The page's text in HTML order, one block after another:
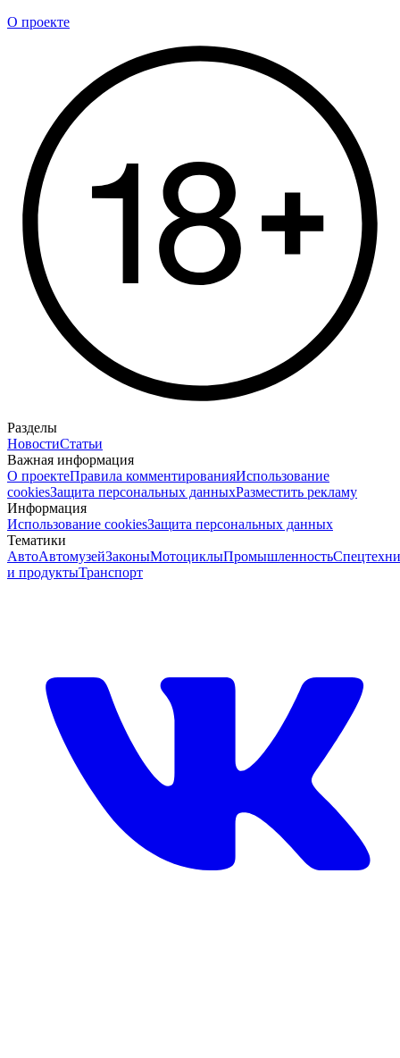
О проекте
Разделы
НовостиСтатьи
Важная информация
О проектеПравила комментированияИспользование
cookiesЗащита персональных данныхРазместить рекламу
Информация
Использование cookiesЗащита персональных данных
Тематики
АвтоАвтомузейЗаконыМотоциклыПромышленность
и продуктыТранспорт